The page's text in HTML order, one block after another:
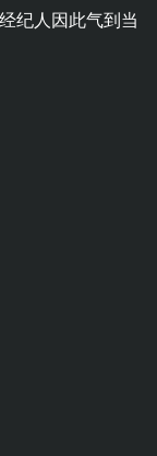
纪人因此气到当